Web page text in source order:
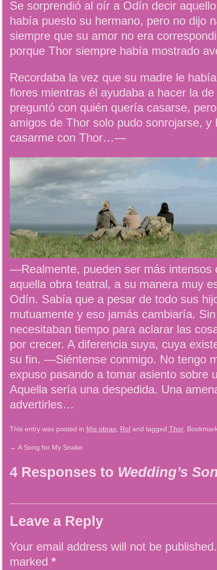
Se sorprendió al oír a Odín decir
había puesto su hermano, pero no dijo
siempre que su amor no era
porque Thor siempre había mostrado
Recordaba la vez que su madre le
flores mientras él ayudaba a hacer la
preguntó con quién quería casarse,
amigos de Thor solo pudo sonrojarse,
casarme con Thor…—
—Realmente, pueden ser más intensos
aquella obra teatral, a su manera muy
Odín. Sabía que a pesar de todo sus
mutuamente y eso jamás cambiaría.
necesitaban tiempo para aclarar las
por crecer. A diferencia suya, cuya
su fin. —Siéntense conmigo. No tengo
expuso pasando a tomar asiento sobre
Aquella sería una despedida. Una
advertirles…
This entry was posted in Mis obras Rol and tagged Thor.
← A Song for My Snake
4 Responses to Wedding’s
Leave a Reply
Your email address will not be published.
marked *